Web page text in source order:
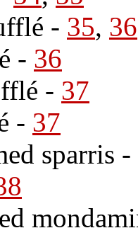
- 35, 36
- 36
- 37
- 37
sparris -